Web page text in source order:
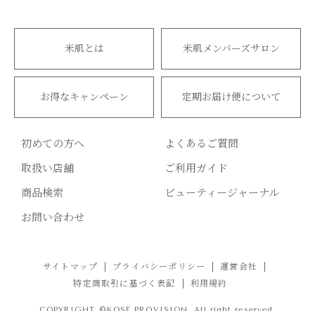
米肌とは 米肌メンバーズサロン
お得なキャンペーン 定期お届け便について
初めての方へ
よくあるご質問
取扱い店舗
ご利用ガイド
商品検索
ビューティージャーナル
お問い合わせ
サイトマップ プライバシーポリシー
運営会社
特定商取引に基づく表記
利用規約